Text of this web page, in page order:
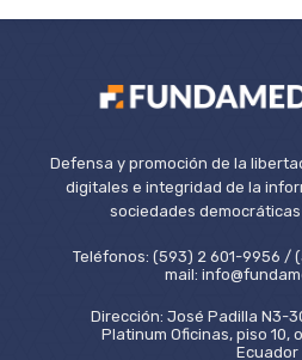
Defensa y promoción de la
digitales e integridad de la
sociedades democráticas
Teléfonos: (593) 2 601-9956 /
mail:
Dirección: José Padilla N3-
Platinum Oficinas, piso 10,
Ecuador